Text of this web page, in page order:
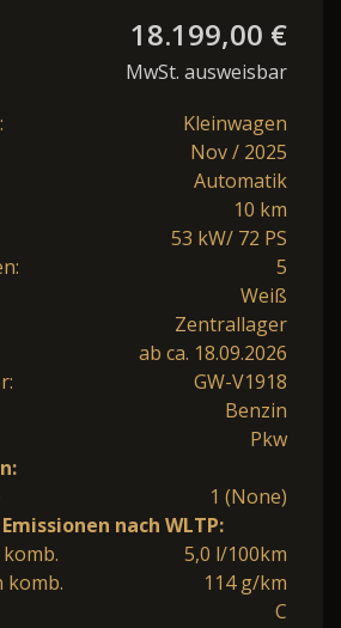
18.199,00 €
MwSt. ausweisbar
Kleinwagen
Nov / 2025
Automatik
10 km
53 kW/ 72 PS
5
Weiß
Zentrallager
ab ca. 18.09.2026
GW-V1918
Benzin
Pkw
1 (None)
nach WLTP:
5,0 l/100km
komb.
114 g/km
C